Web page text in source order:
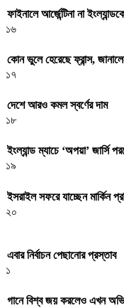
ফাইনালে আর্জেন্টিনা না
১৬
কোন ভুলে হেরেছে ফ্রান্স,
১৭
দেশে আরও কমল স্বর্ণের দাম
১৮
ইংল্যান্ড ম্যাচে ‘অপয়া’ জার্সি
১৯
ইসরাইল সফরে যাচ্ছেন মার্কিন
২০
এবার নির্বাচন পেছানোর প্রস্তাব
১
গানে বিশ্ব জয় করলেও এখন